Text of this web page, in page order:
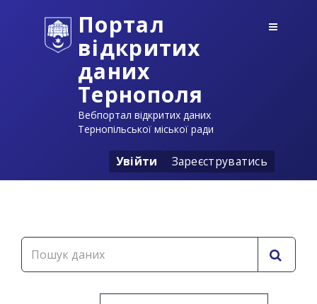
Портал
відкритих
даних
Тернополя
Вебпортал відкритих даних
Тернопільської міської ради
Увійти Зареєструватись